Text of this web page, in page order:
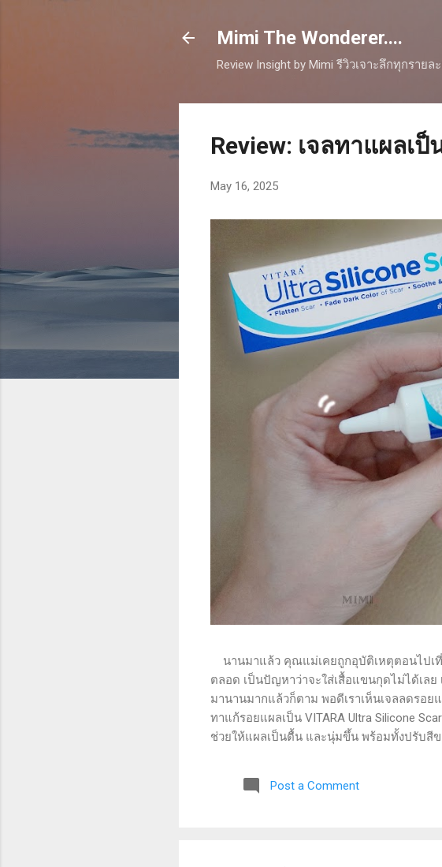
Mimi The Wonderer....
Review Insight by Mimi รีวิวเจาะลึกทุกรายล
Review: เจลทาแผลเ
May 16, 2025
นานมาแล้ว คุณแม่เคยถูกอุบัติเหตุตอนไปเ
ตลอด เป็นปัญหาว่าจะใส่เสื้อแขนกุดไม่ได้เล
มานานมากแล้วก็ตาม พอดีเราเห็นเจลลดรอ
ทาแก้รอยแผลเป็น VITARA Ultra Silicone
ช่วยให้แผลเป็นตื้น และนุ่มขึ้น พร้อมทั้งปรับสี
tested) รอบกล่องมีรายละเอียดผลิตภัณฑ์อ
ในทิศทางเดียวกัน ประมาณ 2-3 นาที ทาวันละ
Post a Comment